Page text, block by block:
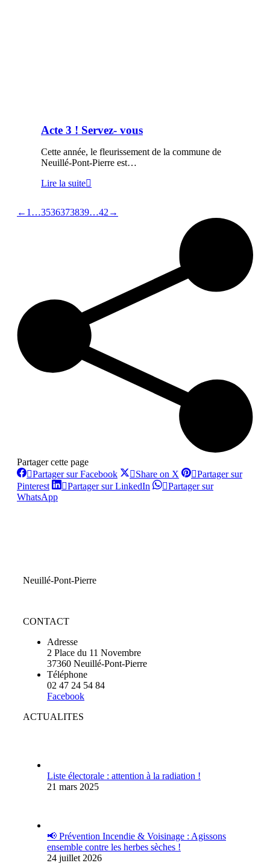
Acte 3 ! Servez- vous
Cette année, le fleurissement de la commune de
Neuillé-Pont-Pierre est…
Lire la suite
← 1 …3536373839…42 →
Partager cette page
Partager sur FacebookPartager
sur
Facebook
Share on X Partager
sur
X
Partager sur
PinterestPartager
sur
Partager sur LinkedIn PartagerPartager sur
WhatsAppPartager
Neuillé-Pont-Pierre
CONTACT
Adresse
2 Place du 11 Novembre
37360 Neuillé-Pont-Pierre
Téléphone
02 47 24 54 84
Facebook
ACTUALITES
Liste électorale : attention à la radiation !
21 mars 2025
📢 Prévention Incendie & Voisinage : Agissons
ensemble contre les herbes sèches !
24 juillet 2026